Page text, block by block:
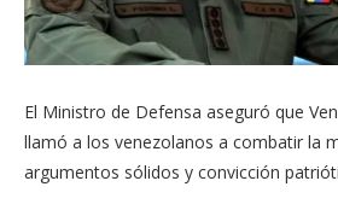
El ​Ministro de Defensa aseguró que
llamó a los venezolanos a combatir la
argumentos sólidos y convicción